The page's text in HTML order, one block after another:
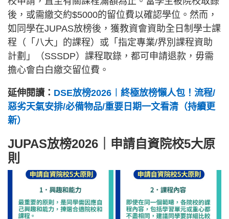
後，或需繳交約$5000的留位費以確認學位。然而，
如同學在JUPAS放榜後，獲教資會資助全日制學士課
程（「八大」的課程）或「指定專業/界別課程資助
計劃」（SSSDP）課程取錄，都可申請退款，毋需
擔心會白白繳交留位費。
延伸閱讀： DSE放榜2026︱終極放榜懶人包！流程/
惡劣天氣安排/必備物品/重要日期一文看清（持續更
新）
JUPAS放榜2026｜申請自資院校5大原
則